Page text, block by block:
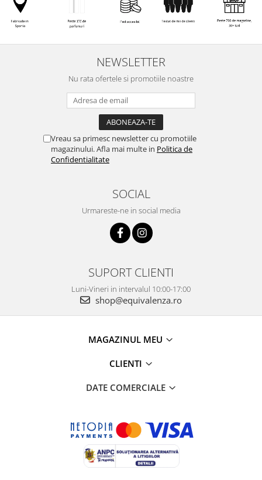
NEWSLETTER
Nu rata ofertele si promotiile noastre
Vreau sa primesc newsletter cu promotiile
magazinului. Afla mai multe in Politica de
Confidentialitate
SOCIAL
Urmareste-ne in social media
SUPORT CLIENTI
Luni-Vineri in intervalul 10:00-17:00
shop@equivalenza.ro
MAGAZINUL MEU
CLIENTI
DATE COMERCIALE